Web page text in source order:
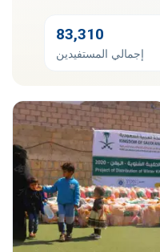
83,310
إجمالي المستفيدين